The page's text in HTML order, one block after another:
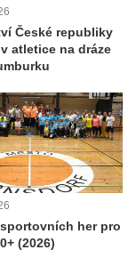
České republiky
atletice na dráze
her pro
(2026)